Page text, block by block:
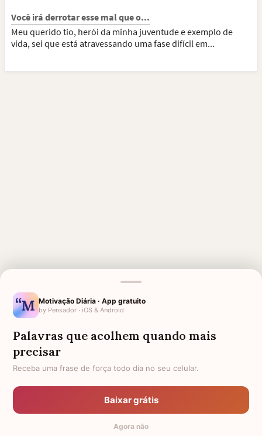
Você irá derrotar esse mal que o...
Meu querido tio, herói da minha juventude e exemplo de
vida, sei que está atravessando uma fase difícil em...
SAUDADES TIO
AGRADECIMENTO A DEUS PELO
BRAÇOS ABERTOS
1 ANO DE FALECIMENTO DE TIO
PELAS BÊNÇÃOS RECEBIDAS
MENSAGENS DE DEUS PARA
Motivação Diária · App gratuito
by Pensador · iOS & Android
Palavras que acolhem quando mais
precisar
Receba uma frase de força todo dia no seu celular.
Baixar grátis
Agora não